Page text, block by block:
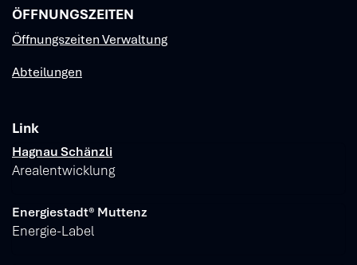
ÖFFNUNGSZEITEN
Öffnungszeiten Verwaltung
Abteilungen
Link
Verschiedene Informationen
Hagnau Schänzli
Arealentwicklung
Energiestadt® Muttenz
Energie-Label